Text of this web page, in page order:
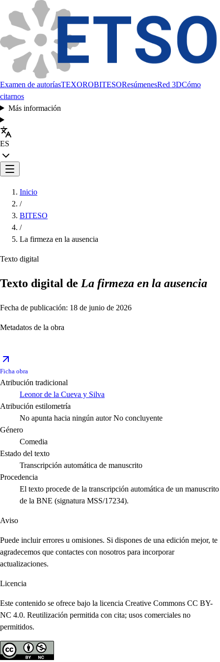
Examen de autoríasTEXOROBITESOResúmenesRed 3DCómo
citarnos
Más información
ES
Inicio
/
BITESO
/
La firmeza en la ausencia
Texto digital
Texto digital de La firmeza en la ausencia
Fecha de publicación: 18 de junio de 2026
Metadatos de la obra
Ficha obra
Atribución tradicional
Leonor de la Cueva y Silva
Atribución estilometría
No apunta hacia ningún autor No concluyente
Género
Comedia
Estado del texto
Transcripción automática de manuscrito
Procedencia
El texto procede de la transcripción automática de un manuscrito
de la BNE (signatura MSS/17234).
Aviso
Puede incluir errores u omisiones. Si dispones de una edición mejor, te
agradecemos que contactes con nosotros para incorporar
actualizaciones.
Licencia
Este contenido se ofrece bajo la licencia Creative Commons CC BY-
NC 4.0. Reutilización permitida con cita; usos comerciales no
permitidos.